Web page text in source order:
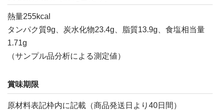
熱量255kcal
タンパク質9g、炭水化物23.4g、脂質13.9g、食塩相当量
1.71g
（サンプル品分析による測定値）
賞味期限
原材料表記枠内に記載（商品発送日より40日間）